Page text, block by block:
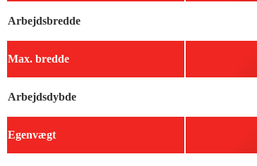
Arbejdsbredde
Max. bredde
Arbejdsdybde
Egenvægt